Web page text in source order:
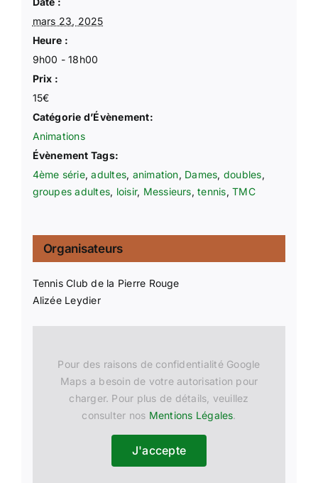
mars 23, 2025
Heure :
9h00 - 18h00
Prix :
15€
Catégorie d’Évènement:
Animations
Évènement Tags:
4ème série,adultes, animation, Dames, doubles,
groupes adultes, loisir, Messieurs,tennis,TMC
Organisateurs
Tennis Club de la Pierre Rouge
Alizée Leydier
Pour des raisons de confidentialité Google
Maps a besoin de votre autorisation pour
charger. Pour plus de détails, veuillez
consulter nos Mentions Légales.
J'accepte